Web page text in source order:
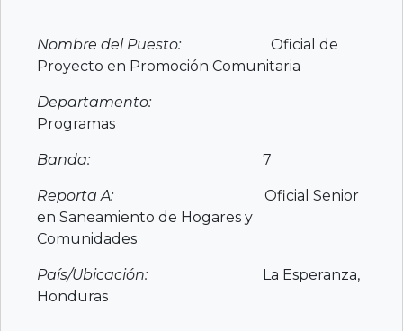
k
Nombre del Puesto: Oficial de
Proyecto en Promoción Comunitaria
Departamento:
Programas
Banda: 7
Reporta A: Oficial Senior
en Saneamiento de Hogares y
Comunidades
País/Ubicación: La Esperanza,
Honduras